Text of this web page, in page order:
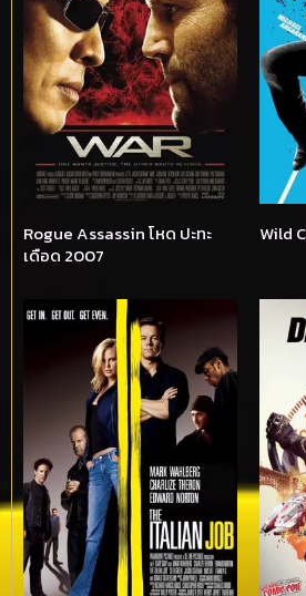
Rogue Assassin โหด ปะทะ
เดือด 2007
Wild